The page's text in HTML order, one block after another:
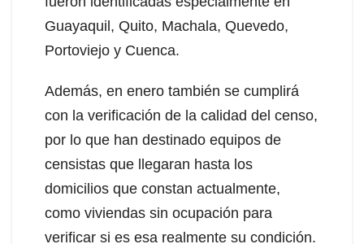
Guayaquil, Quito, Machala, Quevedo,
Portoviejo y Cuenca.
Además, en enero también se cumplirá
con la verificación de la calidad del censo,
por lo que han destinado equipos de
censistas que llegaran hasta los
domicilios que constan actualmente,
como viviendas sin ocupación para
verificar si es esa realmente su condición.